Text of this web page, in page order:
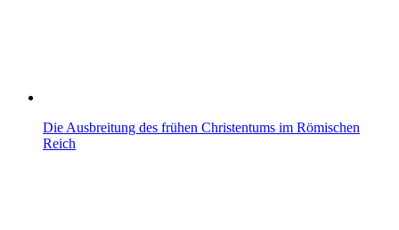
Die Ausbreitung des frühen Christentums im Römischen
Reich